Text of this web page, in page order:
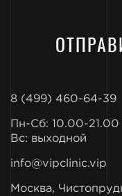
8 (499) 460-64-39
Пн-Сб: 10.00-21.00
Вс: выходной
info@vipclinic.vip
Москва,